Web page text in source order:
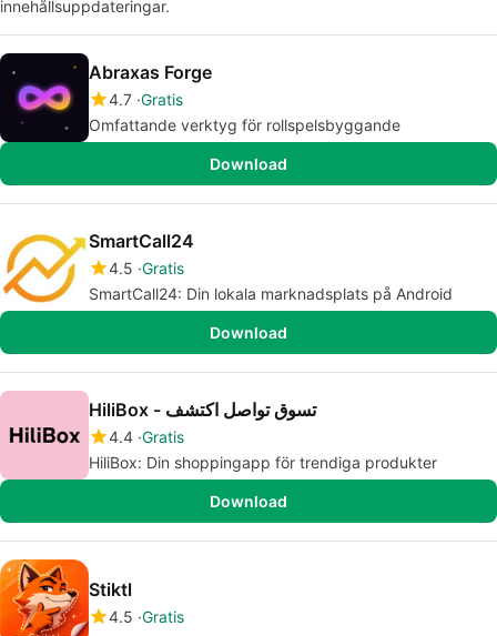
innehållsuppdateringar.
Abraxas Forge
4.7 Gratis
Omfattande verktyg för rollspelsbyggande
Download
SmartCall24
4.5 Gratis
SmartCall24: Din lokala marknadsplats på Android
Download
HiliBox - تسوق تواصل اكتشف
4.4 Gratis
HiliBox: Din shoppingapp för trendiga produkter
Download
Stiktl
4.5 Gratis